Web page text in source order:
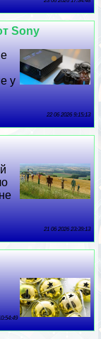
Sony
у
22 06 2026 9:15:13
21 06 2026 23:39:13